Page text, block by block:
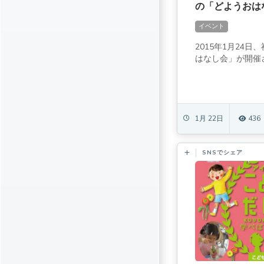
の「どようお
イベント
2015年1月24日
はなし会」が開催
1月 22日 436
SNSでシェア